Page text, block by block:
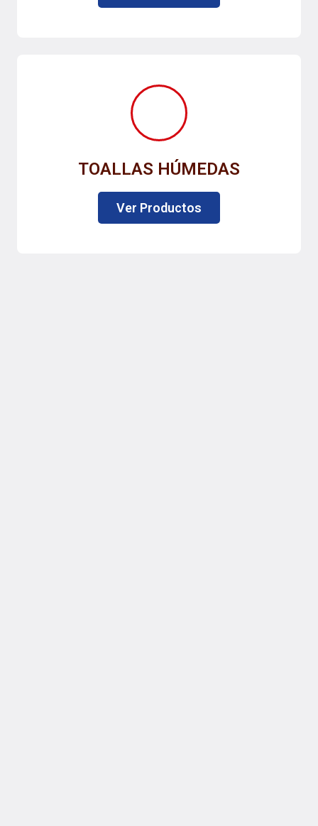
TOALLAS HÚMEDAS
Ver Productos